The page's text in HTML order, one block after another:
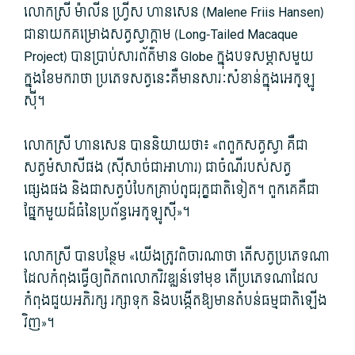
លោកស្រី ម៉ាលីន ហ្វ្រីស ហានសេន (Malene Friis Hansen)
ជានាយកគម្រោងសត្វស្វាក្តាម (Long-Tailed Macaque
Project) បានប្រាប់សារព័ត៌មាន Globe ក្នុងបទសម្ភាសមួយ
ក្នុងខែមករាថា ប្រភេទសត្វនេះគឺមានសារៈសំខាន់ក្នុងអេកូឡូ
ស៊ី។
លោកស្រី ហានសេន បាននិយាយថា៖ «ពពួកសត្វស្វា គឺជា
សត្វមំសាសីផង (ស៊ីសាច់ជាអាហារ)​ ជាចំណីរបស់សត្វ
ផ្សេងផង និង​ជា​សត្វ​បំបែក​គ្រាប់​ពូជរុក្ខជាតិទៀត។ ពួកគេគឺជា
ផ្នែកមួយដ៏ធំនៃប្រព័ន្ធអេកូឡូស៊ី»។
លោកស្រី បានបន្ថែម «យើង​ត្រូវ​ពិចារណា​ថា តើ​សត្វប្រភេទ​ណា​
ដែល​កំពុង​ធ្វើ​ឲ្យ​ពិភពលោកវិវឌ្ឍន៍​ទៅ​មុខ តើ​ប្រភេទ​ណា​ដែល​
កំពុង​ជួយ​អភិរក្ស រក្សាទុក និង​បង្កើតឱ្យមាន​តំបន់​ធម្មជាតិឡើង
វិញ»។